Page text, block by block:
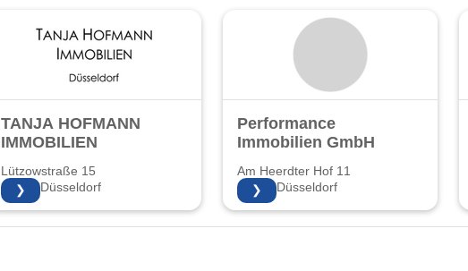
TANJA HOFMANN
IMMOBILIEN
Lützowstraße 15
40476 Düsseldorf
❯
Performance
Immobilien GmbH
Am Heerdter Hof 11
40549 Düsseldorf
❯